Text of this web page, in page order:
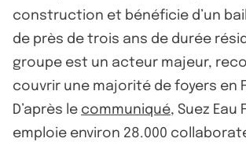
construction et bénéficie d’un
de près de trois ans de durée
groupe est un acteur majeur,
couvrir une majorité de foyers en
D’après le communiqué, Suez Eau
emploie environ 28.000